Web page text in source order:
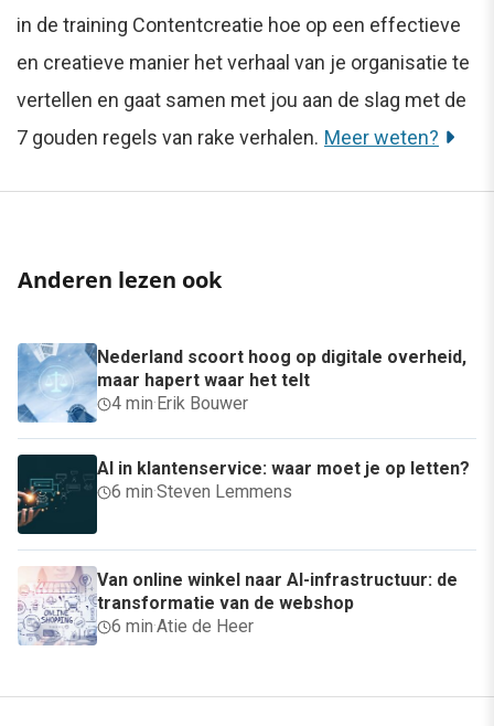
in de training Contentcreatie hoe op een effectieve
en creatieve manier het verhaal van je organisatie te
vertellen en gaat samen met jou aan de slag met de
7 gouden regels van rake verhalen. Meer weten?
Anderen lezen ook
Nederland scoort hoog op digitale overheid,
maar hapert waar het telt
4 min· Erik Bouwer
AI in klantenservice: waar moet je op letten?
6 min·Steven Lemmens
Van online winkel naar AI-infrastructuur: de
transformatie van de webshop
6 min·Atie de Heer